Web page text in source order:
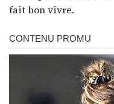
fait bon vivre.